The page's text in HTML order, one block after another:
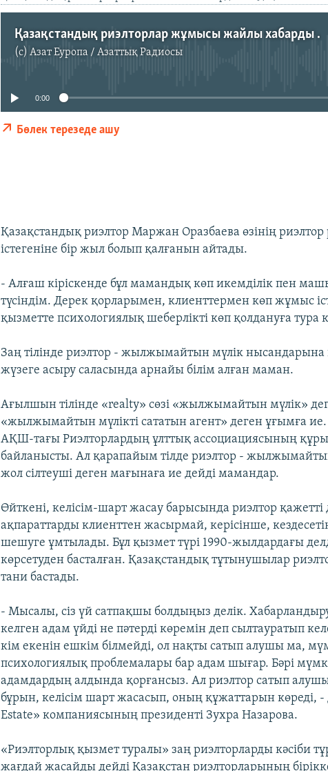
Қазақстандық риэлторлар жұмысы жайлы хабарды тыңдаңыз
(c)Азат Еуропа / Азаттық Радиосы
No media source currently available
0:00
Бөлек терезеде ашу
Қазақстандық риэлтор Маржан Оразбаева өзінің
істегеніне бір жыл болып қалғанын айтады.
- Алғаш кіріскенде бұл мамандық көп икемділік пен
түсіндім. Дерек қорларымен, клиенттермен көп жұмыс
қызметте психологиялық шеберлікті көп қолдануға тура
Заң тiлiнде риэлтор - жылжымайтын мүлiк нысандарына
жүзеге асыру саласында арнайы бiлiм алған маман.
Ағылшын тiлiнде «realty» сөзi «жылжымайтын мүлiк»
«жылжымайтын мүлiктi сататын агент» деген ұғымға
АҚШ-тағы Риэлторлардың ұлттық ассоциациясының
байланысты. Ал қарапайым тілде риэлтор -
жол сiлтеушi деген мағынаға ие дейді мамандар.
Өйткенi, келiсiм-шарт жасау барысында риэлтор
ақпараттарды клиенттен жасырмай, керiсiнше,
шешуге ұмтылады. Бұл қызмет түрi 1990-жылдардағы
көрсетуден басталған. Қазақстандық тұтынушылар
тани бастады.
- Мысалы, сіз үй сатпақшы болдыңыз делік. Хабарландыру
келген адам үйді не пәтерді көремін деп сылтауратып
кім екенін ешкім білмейді, ол нақты сатып алушы ма,
психологиялық проблемалары бар адам шығар. Бәрі
адамдардың алдында қорғансыз. Ал риэлтор сатып
бұрын, келісім шарт жасасып, оның құжаттарын көреді, -
Estate» компаниясының президенті Зухра Назарова.
«Риэлторлық қызмет туралы» заң риэлторларды кәсiби
жағдай жасайды дейді Қазақстан риэлторларының